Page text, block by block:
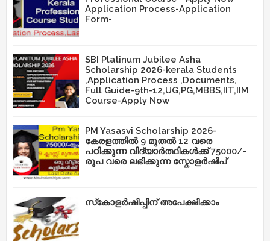
Application Process-Application
Form-
SBI Platinum Jubilee Asha
Scholarship 2026-kerala Students
,Application Process ,Documents,
Full Guide-9th-12,UG,PG,MBBS,IIT,IIM
Course-Apply Now
PM Yasasvi Scholarship 2026-
കേരളത്തിൽ 9 മുതൽ 12 വരെ
പഠിക്കുന്ന വിദ്യാർത്ഥികൾക്ക് 75000/-
രൂപ വരെ ലഭിക്കുന്ന സ്കോളർഷിപ്
സ്‌കോളർഷിപ്പിന് അപേക്ഷിക്കാം